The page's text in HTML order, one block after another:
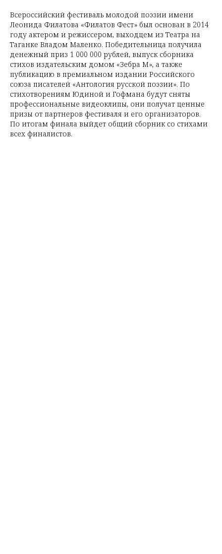
Всероссийский фестиваль молодой поэзии имени
Леонида Филатова «Филатов Фест» был основан в 2014
году актером и режиссером, выходцем из Театра на
Таганке Владом Маленко. Победительница получила
денежный приз 1 000 000 рублей, выпуск сборника
стихов издательским домом «Зебра М», а также
публикацию в премиальном издании Российского
союза писателей «Антология русской поэзии». По
стихотворениям Юдиной и Гофмана будут сняты
профессиональные видеоклипы, они получат ценные
призы от партнеров фестиваля и его организаторов.
По итогам финала выйдет общий сборник со стихами
всех финалистов.